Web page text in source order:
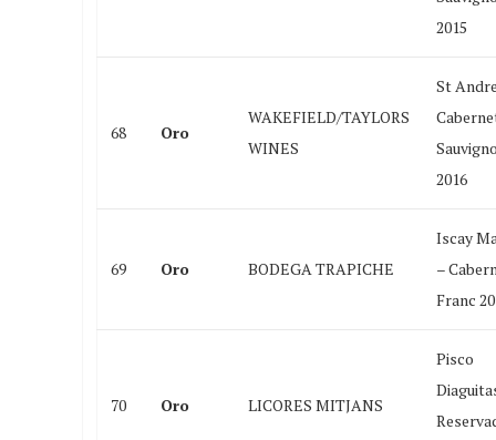
2015
68 Oro
WAKEFIELD/TAYLORS
WINES
St
2016
69 Oro BODEGA TRAPICHE
Iscay
–
Franc
70 Oro LICORES MITJANS
Pisco